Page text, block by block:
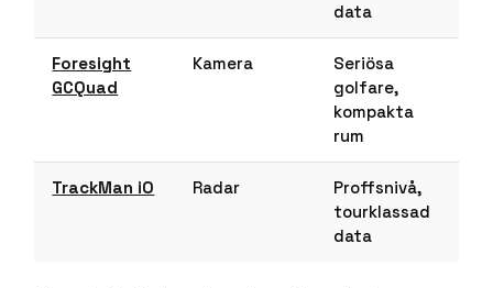
data
Foresight
GCQuad
Kamera
Seriösa
golfare,
kompakta
rum
TrackMan iO Radar
Proffsnivå,
tourklassad
data